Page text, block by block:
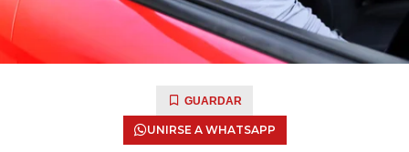
GUARDAR
UNIRSE A WHATSAPP